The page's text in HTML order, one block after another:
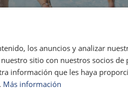
los anuncios y analizar
sitio con nuestros socios de
información que les haya
Más información